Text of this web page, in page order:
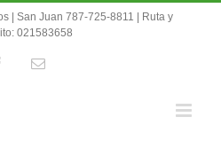
| San Juan 787-725-8811 | Ruta y
021583658
FacebookEmail